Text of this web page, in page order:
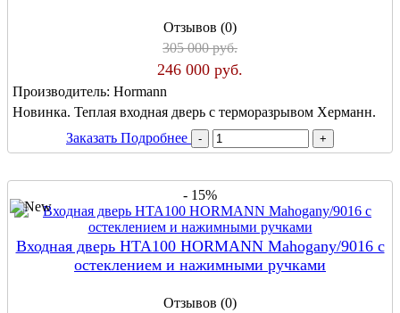
Отзывов (0)
305 000 руб.
246 000 руб.
Производитель: Hormann
Новинка. Теплая входная дверь с терморазрывом Херманн.
Заказать Подробнее
- 15%
Входная дверь HTA100 HORMANN Mahogany/9016 с
остеклением и нажимными ручками
Отзывов (0)